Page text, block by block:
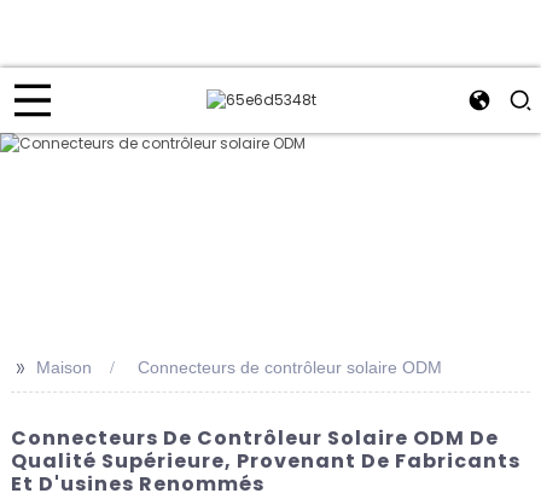
>> Maison Connecteurs de contrôleur solaire ODM
Connecteurs De Contrôleur Solaire ODM De
Qualité Supérieure, Provenant De Fabricants
Et D'usines Renommés